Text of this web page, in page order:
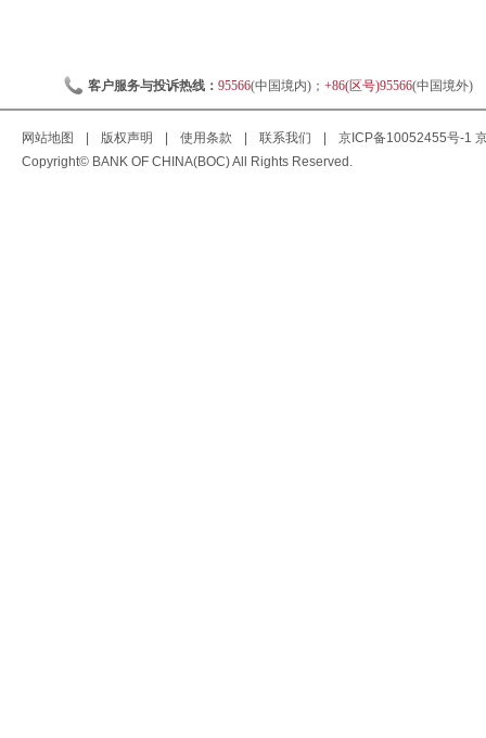
客户服务与投诉热线： 95566(中国境内)； +86(区号)95566(中国境外)
网站地图 版权声明 使用条款 联系我们 京ICP备10052455号-1
Copyright© BANK OF CHINA(BOC) All Rights Reserved.